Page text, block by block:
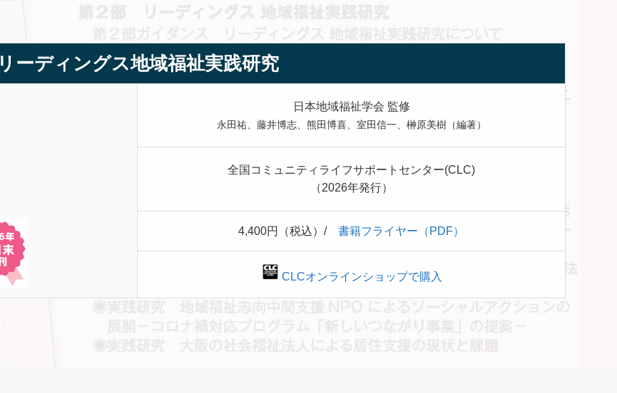
リーディングス地域福祉実践研究
日本地域福祉学会 監修
永田祐、藤井博志、熊田博喜、室田信一、榊原美樹（編著）
全国コミュニティライフサポートセンター(CLC)
（2026年発行）
4,400円（税込）/ 書籍フライヤー（PDF）
CLCオンラインショップで購入